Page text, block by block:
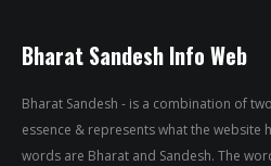
Bharat Sandesh Info Web
Bharat Sandesh - is a combination of
essence & represents what the website
words are Bharat and Sandesh. The